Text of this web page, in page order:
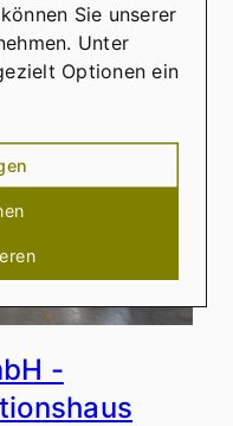
-
Sie unserer
Unter
Optionen ein